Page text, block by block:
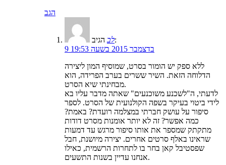
הגב
לבהגיב:
9 בדצמבר 2015 בשעה 19:53
ללא ספק יש הומור בסרט, שמוסיף המון ליצירה
הדלוחה הזאת. השיר ששרים בערב הפרידה, הוא
מבחינתי שיא הסרט.
לדעתי, ה"לשכנע משוכנעים" שאתה מדבר עליו בא
לידי ביטוי בעיקר בשפה הקולנועית של הסרט. לספר
סיפור על עושק חברתי במצלמה רועדת? באמת?
כמה אפשר? זה לא יותר אומנות מסרט דודות
מתקתק שמספר את אותו סיפור מרגש עד דמעות
שראינו באלף סרטים אחרים. יצירה מיושנת, חבל
שפסטיבל קאן בחר בו לתחרות הרשמית, כאילו
אנחנו עדיין בשנות התשעים.